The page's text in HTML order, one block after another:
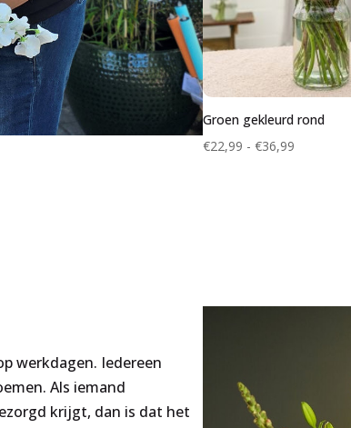
Groen gekleurd rond
€22,99 - €36,99Prijsklasse:
werkdagen. Iedereen
Als iemand
krijgt, dan is dat het